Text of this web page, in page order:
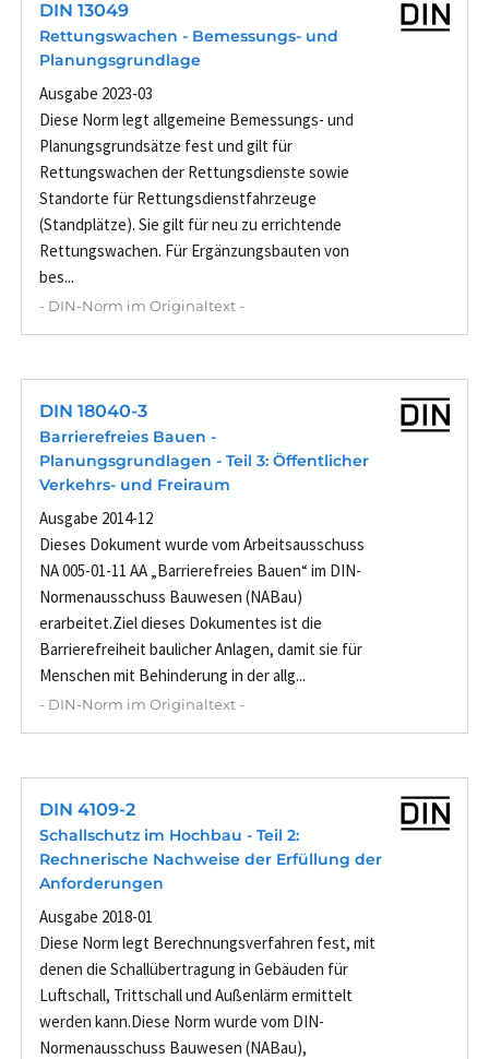
DIN 13049
Rettungswachen - Bemessungs- und
Planungsgrundlage
Ausgabe 2023-03
Diese Norm legt allgemeine Bemessungs- und
Planungsgrundsätze fest und gilt für
Rettungswachen der Rettungsdienste sowie
Standorte für Rettungsdienstfahrzeuge
(Standplätze). Sie gilt für neu zu errichtende
Rettungswachen. Für Ergänzungsbauten von
bes...
- DIN-Norm im Originaltext -
DIN 18040-3
Barrierefreies Bauen -
Planungsgrundlagen - Teil 3: Öffentlicher
Verkehrs- und Freiraum
Ausgabe 2014-12
Dieses Dokument wurde vom Arbeitsausschuss
NA 005-01-11 AA „Barrierefreies Bauen“ im DIN-
Normenausschuss Bauwesen (NABau)
erarbeitet.Ziel dieses Dokumentes ist die
Barrierefreiheit baulicher Anlagen, damit sie für
Menschen mit Behinderung in der allg...
- DIN-Norm im Originaltext -
DIN 4109-2
Schallschutz im Hochbau - Teil 2:
Rechnerische Nachweise der Erfüllung der
Anforderungen
Ausgabe 2018-01
Diese Norm legt Berechnungsverfahren fest, mit
denen die Schallübertragung in Gebäuden für
Luftschall, Trittschall und Außenlärm ermittelt
werden kann.Diese Norm wurde vom DIN-
Normenausschuss Bauwesen (NABau),